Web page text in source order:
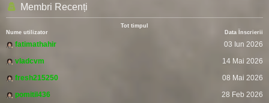
Membri Recenți
Tot timpul
Nume utilizator
Data Înscrierii
fatimathahir
03 Iun 2026
vladcvm
14 Mai 2026
fresh215250
08 Mai 2026
pomitil436
28 Feb 2026